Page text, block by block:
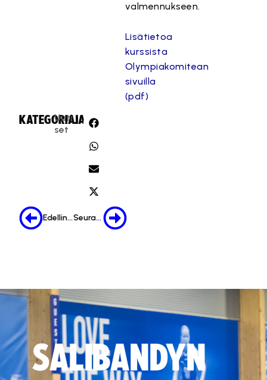
valmennukseen.
Lisätietoa
kurssista
Olympiakomitean
sivuilla
(pdf)
KATEGORIA:
Uuti
set
JAA:
Edellinen Seuraava
SALIBANDYN